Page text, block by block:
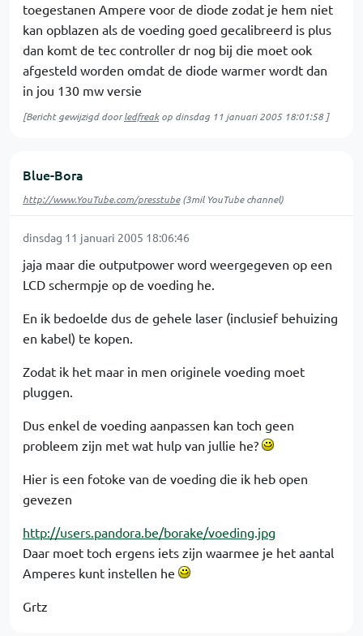
toegestanen Ampere voor de diode zodat je hem niet
kan opblazen als de voeding goed gecalibreerd is plus
dan komt de tec controller dr nog bij die moet ook
afgesteld worden omdat de diode warmer wordt dan
in jou 130 mw versie
[Bericht gewijzigd doorledfreakop dinsdag 11 januari 2005 18:01:58]
Blue-Bora
http://www.YouTube.com/presstube(3mil YouTube channel)
dinsdag 11 januari 2005 18:06:46
jaja maar die outputpower word weergegeven op een
LCD schermpje op de voeding he.
En ik bedoelde dus de gehele laser (inclusief behuizing
en kabel) te kopen.
Zodat ik het maar in men originele voeding moet
pluggen.
Dus enkel de voeding aanpassen kan toch geen
probleem zijn met wat hulp van jullie he?
Hier is een fotoke van de voeding die ik heb open
gevezen
http://users.pandora.be/borake/voeding.jpg
Daar moet toch ergens iets zijn waarmee je het aantal
Amperes kunt instellen he
Grtz